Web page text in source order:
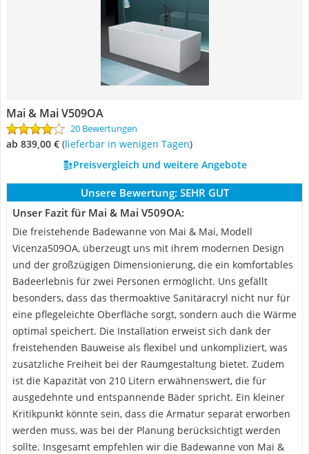
Mai & Mai V509OA
20 Bewertungen
ab 839,00 € ( Lieferbar in wenigen Tagen)
Preisvergleich und weitere Angebote
Unsere Bewertung: SEHR GUT
Unser Fazit für Mai & Mai V509OA:
Die freistehende Badewanne von Mai & Mai, Modell
Vicenza509OA, überzeugt uns mit ihrem modernen Design
und der großzügigen Dimensionierung, die ein komfortables
Badeerlebnis für zwei Personen ermöglicht. Uns gefällt
besonders, dass das thermoaktive Sanitäracryl nicht nur für
eine pflegeleichte Oberfläche sorgt, sondern auch die Wärme
optimal speichert. Die Installation erweist sich dank der
freistehenden Bauweise als flexibel und unkompliziert, was
zusätzliche Freiheit bei der Raumgestaltung bietet. Zudem
ist die Kapazität von 210 Litern erwähnenswert, die für
ausgedehnte und entspannende Bäder spricht. Ein kleiner
Kritikpunkt könnte sein, dass die Armatur separat erworben
werden muss, was bei der Planung berücksichtigt werden
sollte. Insgesamt empfehlen wir die Badewanne von Mai &